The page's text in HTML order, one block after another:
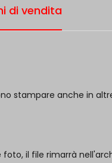
di vendita
stampare anche in
il file rimarrà